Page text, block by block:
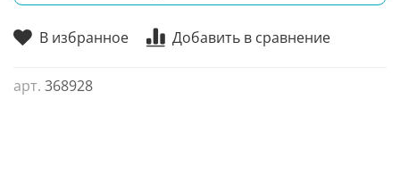
В избранное Добавить в сравнение
арт. 368928